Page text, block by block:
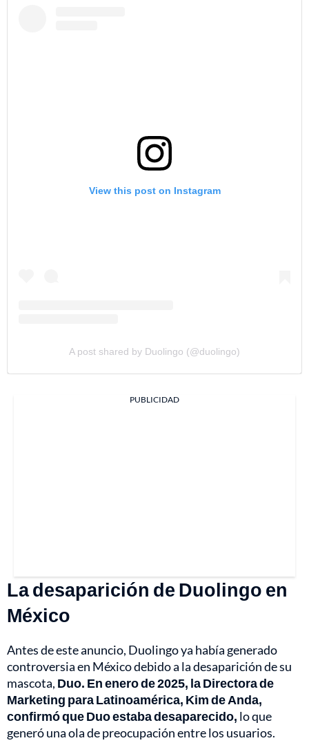
View this post on Instagram
A post shared by Duolingo (@duolingo)
PUBLICIDAD
La desaparición de Duolingo en
México
Antes de este anuncio, Duolingo ya había generado
controversia en México debido a la desaparición de su
mascota, Duo. En enero de 2025, la Directora de
Marketing para Latinoamérica, Kim de Anda,
confirmó que Duo estaba desaparecido, lo que
generó una ola de preocupación entre los usuarios.